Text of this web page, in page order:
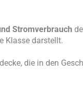
Stromverbrauch
Klasse darstellt.
die in den